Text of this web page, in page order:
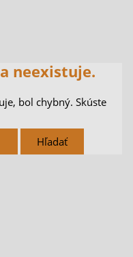
neexistuje.
bol chybný. Skúste